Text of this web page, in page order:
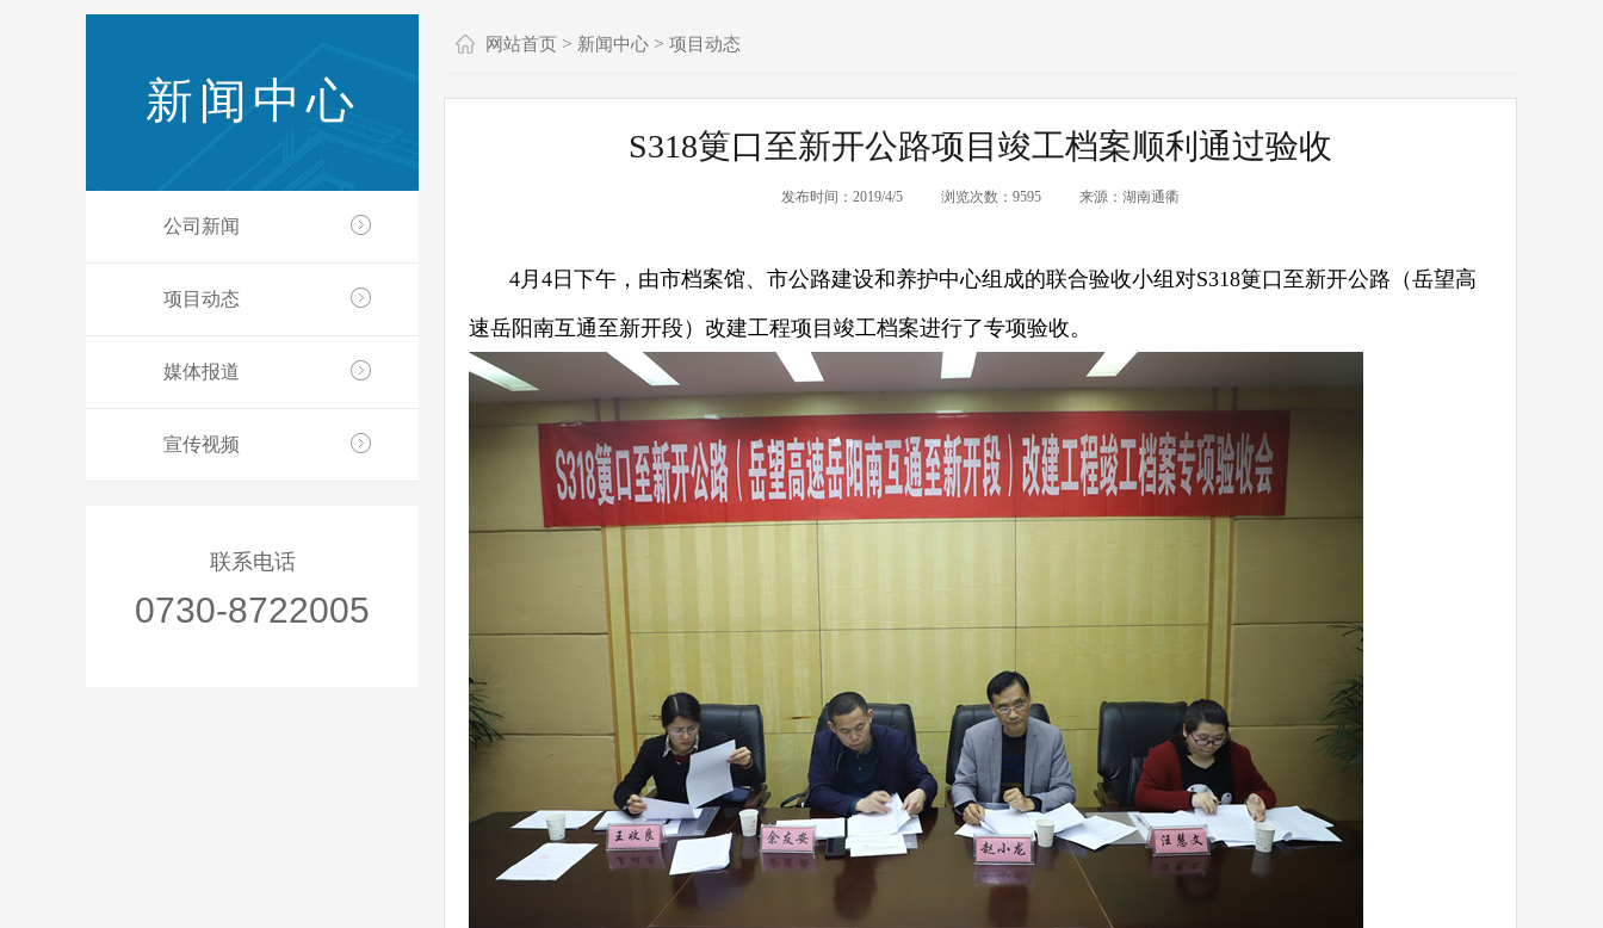
新闻中心
公司新闻
项目动态
媒体报道
宣传视频
联系电话
0730-8722005
网站首页 > 新闻中心 > 项目动态
S318筻口至新开公路项目竣工档案顺利通过验收
发布时间：2019/4/5 浏览次数：9595 来源：湖南通衢
4月4日下午，由市档案馆、市公路建设和养护中心组成的联合验收小组对S318筻口至新开公路（岳望高
速岳阳南互通至新开段）改建工程项目竣工档案进行了专项验收。